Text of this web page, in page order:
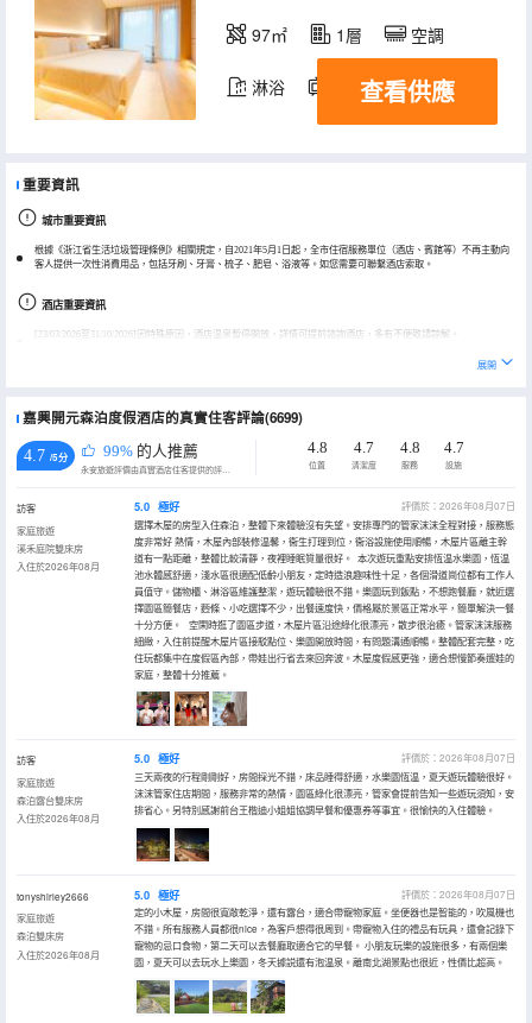
97㎡ 1層 空調
淋浴 電視機
查看供應
重要資訊
城市重要資訊
根據《浙江省生活垃圾管理條例》相關規定，自2021年5月1日起，全市住宿服務單位（酒店、賓館等）不再主動向
客人提供一次性消費用品，包括牙刷、牙膏、梳子、肥皂、浴液等。如您需要可聯繫酒店索取。
酒店重要資訊
[23/03/2026至31/10/2026]因特殊原因，酒店温泉暫停開放，詳情可提前諮詢酒店，多有不便敬請諒解。
展開
嘉興開元森泊度假酒店的真實住客評論(6699)
4.7 /5分 99% 的人推薦
永安旅遊評價由真實酒店住客提供的評價。
4.8
位置
4.7
清潔度
4.8
服務
4.7
設施
訪客
家庭旅遊
溪禾庭院雙床房
入住於2026年08月
5.0 極好
評價於：2026年08月07日
選擇木屋的房型入住森泊，整體下來體驗沒有失望。安排專門的管家沫沫全程對接，服務態
度非常好 熱情，木屋內部裝修温馨，衞生打理到位，衞浴設施使用順暢，木屋片區離主幹
道有一點距離，整體比較清靜，夜裡睡眠質量很好。 本次遊玩重點安排恆温水樂園，恆温
池水體感舒適，淺水區很適配低齡小朋友，定時造浪趣味性十足，各個滑道崗位都有工作人
員值守。儲物櫃、淋浴區維護整潔，遊玩體驗很不錯。樂園玩到飯點，不想跑餐廳，就近選
擇園區簡餐店，麪條、小吃選擇不少，出餐速度快，價格屬於景區正常水平，簡單解決一餐
十分方便。 空閑時逛了園區步道，木屋片區沿途綠化很漂亮，散步很治癒。管家沫沫服務
細緻，入住前提醒木屋片區接駁點位、樂園開放時間，有問題溝通順暢。整體配套完整，吃
住玩都集中在度假區內部，帶娃出行省去來回奔波。木屋度假感更強，適合想慢節奏遛娃的
家庭，整體十分推薦。
訪客
家庭旅遊
森泊露台雙床房
入住於2026年08月
5.0 極好
評價於：2026年08月07日
三天兩夜的行程剛剛好，房間採光不錯，床品睡得舒適，水樂園恆温，夏天遊玩體驗很好。
沫沫管家住店期間，服務非常的熱情，園區綠化很漂亮，管家會提前告知一些遊玩須知，安
排省心。另特別感謝前台王楷迪小姐姐協調早餐和優惠券等事宜。很愉快的入住體驗。
tonyshirley2666
家庭旅遊
森泊雙床房
入住於2026年08月
5.0 極好
評價於：2026年08月07日
定的小木屋，房間很寬敞乾淨，還有露台，適合帶寵物家庭。坐便器也是智能的，吹風機也
不錯。所有服務人員都很nice，為客戶想得很周到。帶寵物入住的禮品有玩具，還會記錄下
寵物的忌口食物，第二天可以去餐廳取適合它的早餐。 小朋友玩樂的設施很多，有兩個樂
園，夏天可以去玩水上樂園，冬天據説還有泡温泉。離南北湖景點也很近，性價比超高。